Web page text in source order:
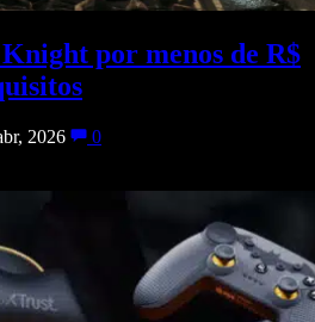
por menos de R$
2026
0